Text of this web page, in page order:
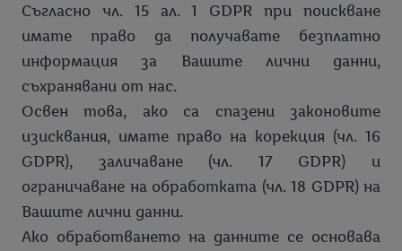
Съгласно чл. 15 ал. 1 GDPR при поискване
имате право да получавате безплатно
информация за Вашите лични данни,
съхранявани от нас.
Освен това, ако са спазени законовите
изисквания, имате право на корекция (чл. 16
GDPR), заличаване (чл. 17 GDPR) и
ограничаване на обработката (чл. 18 GDPR) на
Вашите лични данни.
Ако обработването на данните се основава